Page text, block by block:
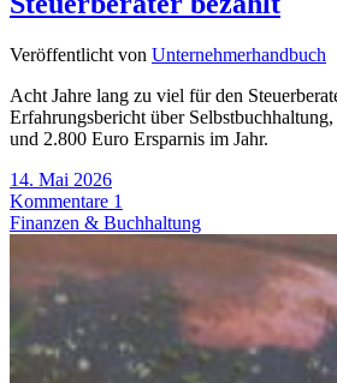
Veröffentlicht von Unternehmerhandbuch
Acht Jahre lang zu viel für den
Erfahrungsbericht über
und 2.800 Euro Ersparnis im Jahr.
14. Mai 2026
Kommentare 1
Finanzen & Buchhaltung